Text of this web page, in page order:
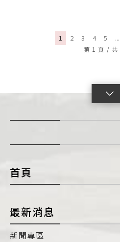
1 2 3 4 5 ...
第 1 頁 / 共
首頁
最新消息
新聞專區